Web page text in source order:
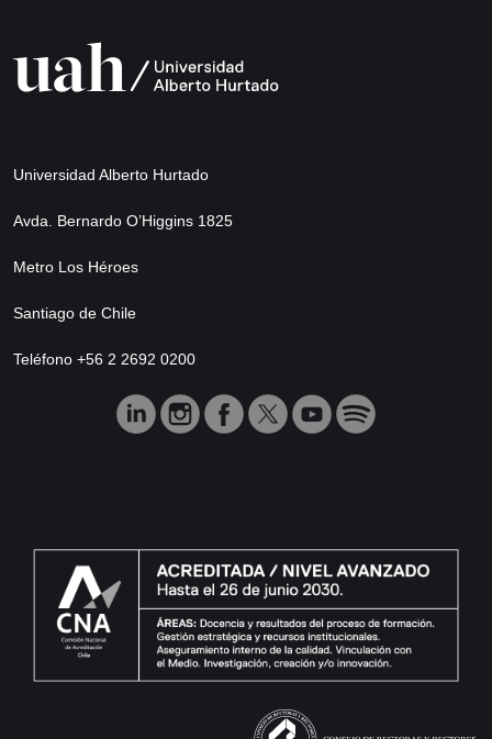
Universidad Alberto Hurtado
Avda. Bernardo O’Higgins 1825
Metro Los Héroes
Santiago de Chile
Teléfono +56 2 2692 0200